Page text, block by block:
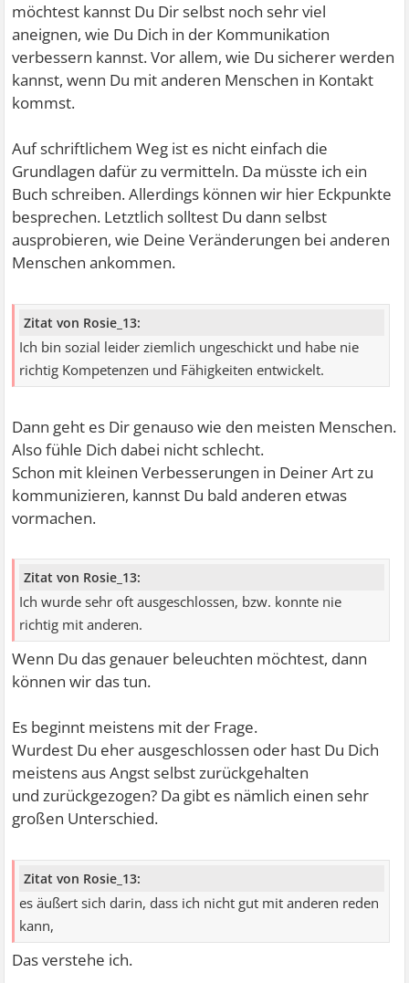
möchtest kannst Du Dir selbst noch sehr viel
aneignen, wie Du Dich in der Kommunikation
verbessern kannst. Vor allem, wie Du sicherer werden
kannst, wenn Du mit anderen Menschen in Kontakt
kommst.
Auf schriftlichem Weg ist es nicht einfach die
Grundlagen dafür zu vermitteln. Da müsste ich ein
Buch schreiben. Allerdings können wir hier Eckpunkte
besprechen. Letztlich solltest Du dann selbst
ausprobieren, wie Deine Veränderungen bei anderen
Menschen ankommen.
Zitat von Rosie_13:
Ich bin sozial leider ziemlich ungeschickt und habe nie
richtig Kompetenzen und Fähigkeiten entwickelt.
Dann geht es Dir genauso wie den meisten Menschen.
Also fühle Dich dabei nicht schlecht.
Schon mit kleinen Verbesserungen in Deiner Art zu
kommunizieren, kannst Du bald anderen etwas
vormachen.
Zitat von Rosie_13:
Ich wurde sehr oft ausgeschlossen, bzw. konnte nie
richtig mit anderen.
Wenn Du das genauer beleuchten möchtest, dann
können wir das tun.
Es beginnt meistens mit der Frage.
Wurdest Du eher ausgeschlossen oder hast Du Dich
meistens aus Angst selbst zurückgehalten
und zurückgezogen? Da gibt es nämlich einen sehr
großen Unterschied.
Zitat von Rosie_13:
es äußert sich darin, dass ich nicht gut mit anderen reden
kann,
Das verstehe ich.